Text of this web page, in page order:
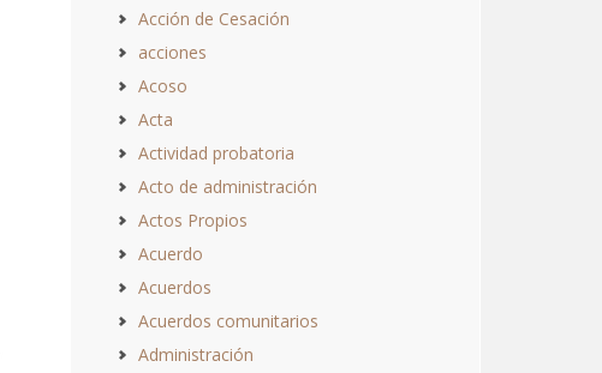
Acción de Cesación
acciones
Acoso
Acta
Actividad probatoria
Acto de administración
Actos Propios
Acuerdo
Acuerdos
Acuerdos comunitarios
Administración